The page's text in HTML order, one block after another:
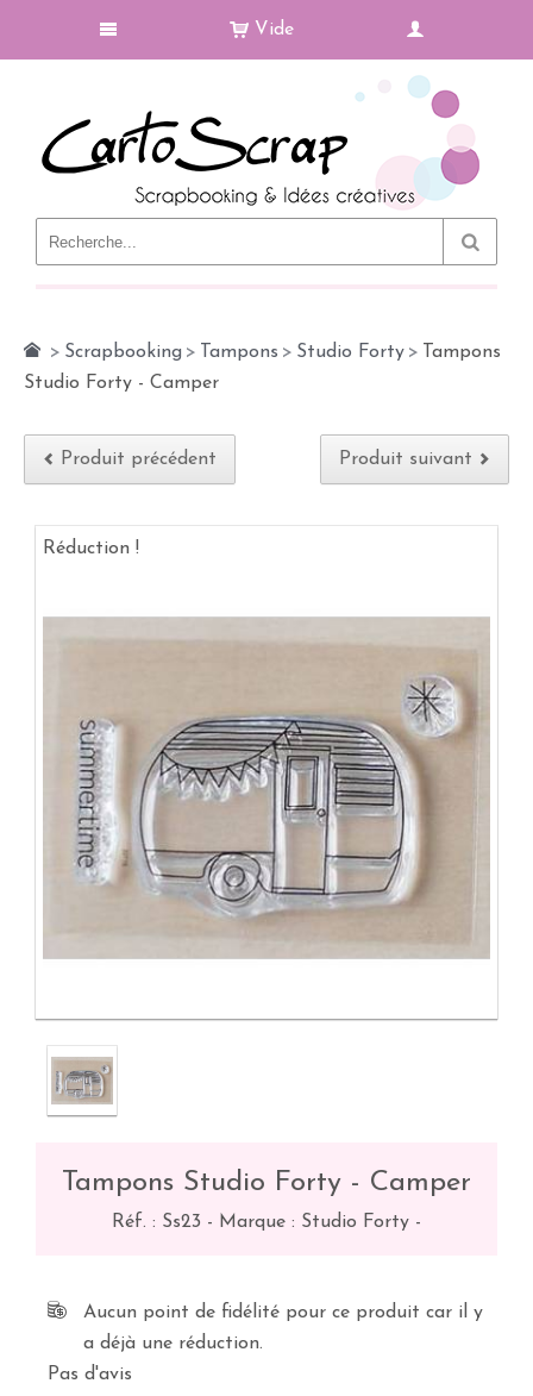
Vide
> Scrapbooking > Tampons > Studio Forty >
Tampons
Studio Forty - Camper
Produit précédent Produit suivant
Réduction !
Tampons Studio Forty - Camper
Réf. : Ss23 - Marque : Studio Forty -
Aucun point de fidélité pour ce produit car il y
a déjà une réduction.
Pas d'avis